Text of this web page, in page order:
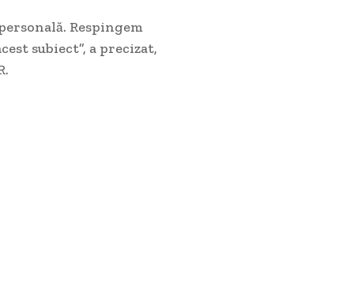
Respingem
subiect”, a precizat,